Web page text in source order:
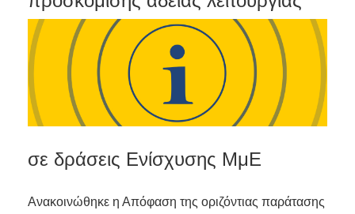
σε δράσεις Ενίσχυσης ΜμΕ
Ανακοινώθηκε η Απόφαση της οριζόντιας παράτασης